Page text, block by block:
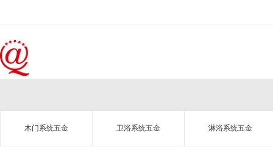
木门系统五金 卫浴系统五金 淋浴系统五金